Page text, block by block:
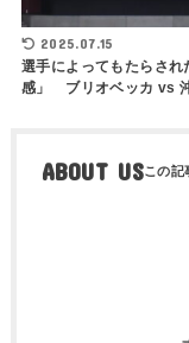
2025.07.15
選手によってもたらされ
感」 ブリオベッカ vs
ABOUT US